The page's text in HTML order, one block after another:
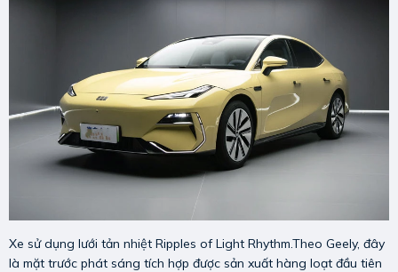
Xe sử dụng lưới tản nhiệt Ripples of Light Rhythm.Theo Geely, đây
là mặt trước phát sáng tích hợp được sản xuất hàng loạt đầu tiên